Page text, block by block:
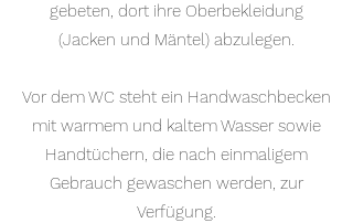
gebeten, dort ihre Oberbekleidung
(Jacken und Mäntel) abzulegen.
Vor dem WC steht ein Handwaschbecken
mit warmem und kaltem Wasser sowie
Handtüchern, die nach einmaligem
Gebrauch gewaschen werden, zur
Verfügung.